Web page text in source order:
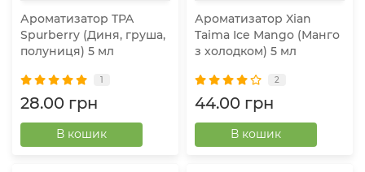
Ароматизатор TPA
Spurberry (Диня, груша,
полуниця) 5 мл
1
28.00 грн
В кошик
Ароматизатор Xian
Taima Ice Mango (Манго
з холодком) 5 мл
2
44.00 грн
В кошик